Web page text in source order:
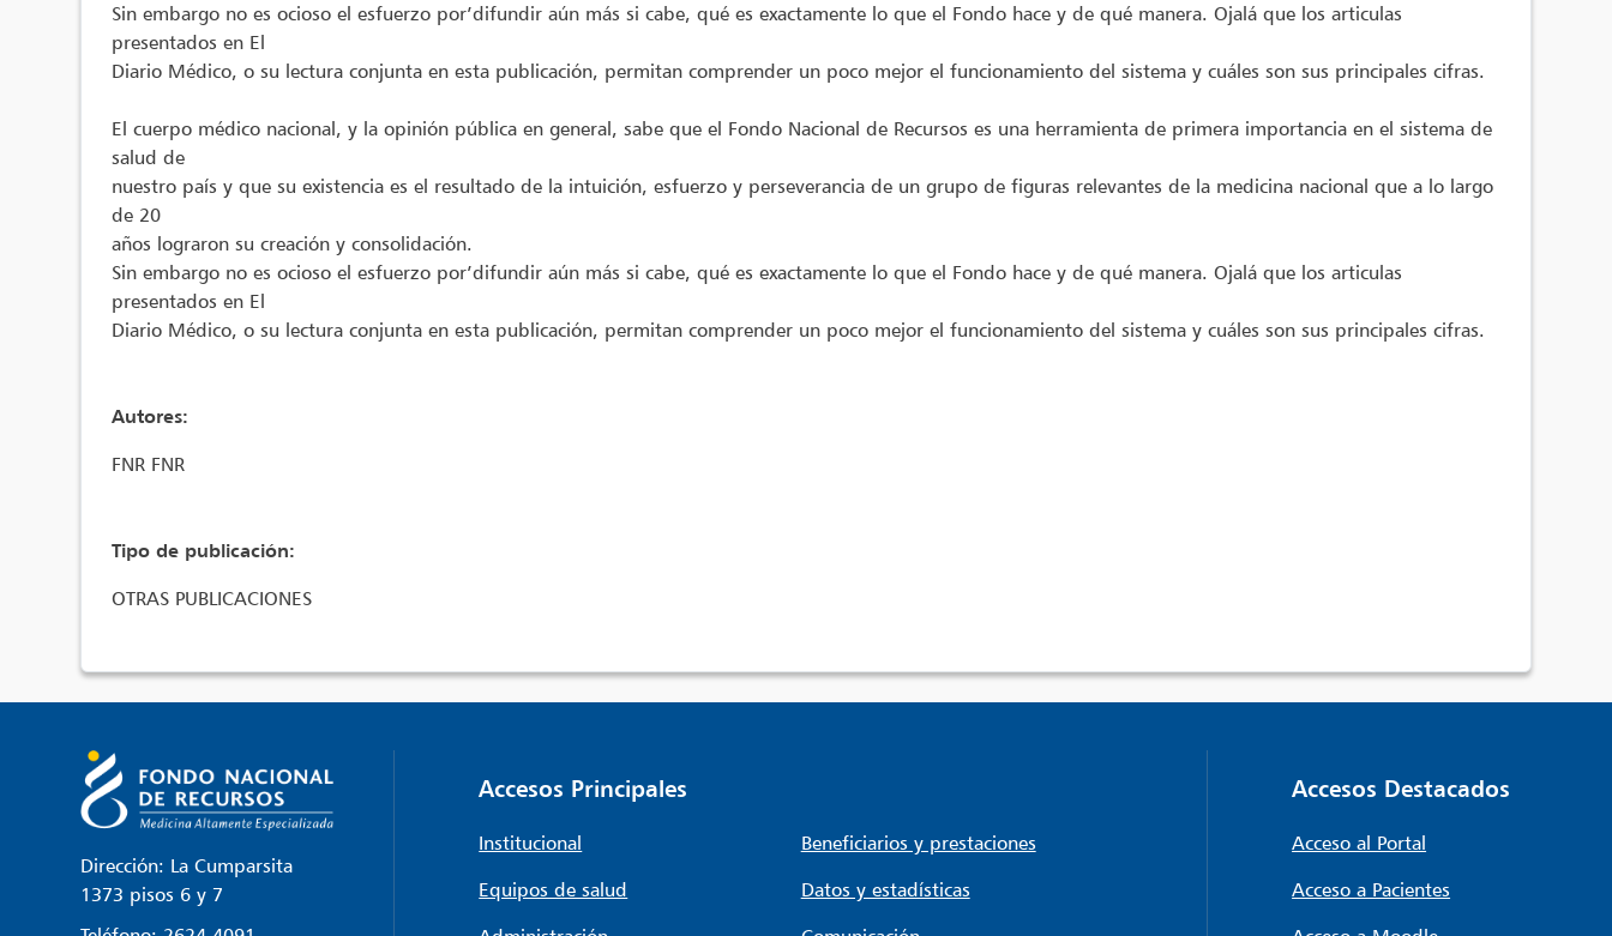
Sin embargo no es ocioso el esfuerzo por’difundir aún más si cabe, qué es exactamente lo que el Fondo hace y de qué manera. Ojalá que los articulas
presentados en El
Diario Médico, o su lectura conjunta en esta publicación, permitan comprender un poco mejor el funcionamiento del sistema y cuáles son sus principales cifras.
El cuerpo médico nacional, y la opinión pública en general, sabe que el Fondo Nacional de Recursos es una herramienta de primera importancia en el sistema de
salud de
nuestro país y que su existencia es el resultado de la intuición, esfuerzo y perseverancia de un grupo de figuras relevantes de la medicina nacional que a lo largo
de 20
años lograron su creación y consolidación.
Sin embargo no es ocioso el esfuerzo por’difundir aún más si cabe, qué es exactamente lo que el Fondo hace y de qué manera. Ojalá que los articulas
presentados en El
Diario Médico, o su lectura conjunta en esta publicación, permitan comprender un poco mejor el funcionamiento del sistema y cuáles son sus principales cifras.
Autores:
FNR FNR
Tipo de publicación:
OTRAS PUBLICACIONES
Dirección: La Cumparsita
1373 pisos 6 y 7
Accesos Principales
Institucional
Beneficiarios y prestaciones
Equipos de salud
Datos y estadísticas
Accesos Destacados
Acceso al Portal
Acceso a Pacientes